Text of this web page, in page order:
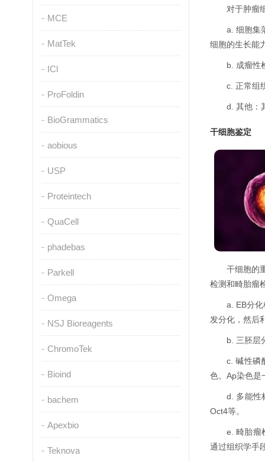
MCE
MatTek
ICl
ProFoldin
BioGrammatics
aobious
USP
Proteintech
QuaCell
phadebas
Parkell
Omega
NSJ Bioreagents
ChromoTek
Bioind
bachem
Apexbio
Teknova
对于肿瘤
a. 细胞集
细胞的生长能
b. 成瘤性
c. 正常组
d. 其他：
干细胞鉴定
干细胞的
检测和畸胎瘤
a. EB分
发分化，然后
b. 三胚层
c. 碱性磷
色。Ap染色是
d. 多能性
Oct4等。
e. 畸胎瘤
通过组织学手